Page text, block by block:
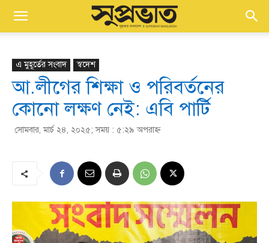
এ মুহূর্তের সংবাদ স্বদেশ
আ.লীগের শিক্ষা ও পরিবর্তনের
কোনো লক্ষণ নেই: এবি পার্টি
সোমবার, মার্চ ২৪, ২০২৫; সময় : ৫:২৯ অপরাহ্ণ